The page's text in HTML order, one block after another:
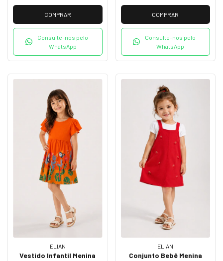
COMPRAR
Consulte-nos pelo
WhatsApp
COMPRAR
Consulte-nos pelo
WhatsApp
ELIAN
Vestido Infantil Menina
ELIAN
Conjunto Bebê Menina